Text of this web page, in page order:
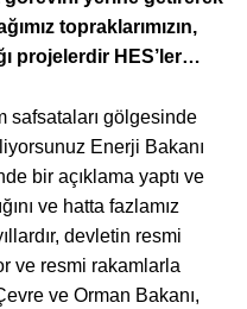
topraklarımızın,
projelerdir HES’ler…
safsataları gölgesinde
Enerji Bakanı
bir açıklama yaptı ve
ve hatta fazlamız
devletin resmi
ve resmi rakamlarla
ve Orman Bakanı,